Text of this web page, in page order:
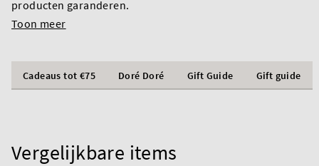
producten garanderen.
Toon meer
Cadeaus tot €75 Doré Doré Gift Guide Gift guide
Vergelijkbare items